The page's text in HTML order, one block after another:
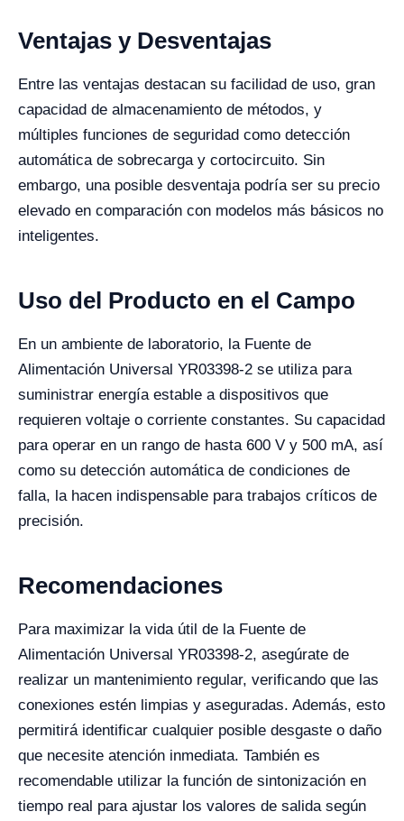
Ventajas y Desventajas
Entre las ventajas destacan su facilidad de uso, gran
capacidad de almacenamiento de métodos, y
múltiples funciones de seguridad como detección
automática de sobrecarga y cortocircuito. Sin
embargo, una posible desventaja podría ser su precio
elevado en comparación con modelos más básicos no
inteligentes.
Uso del Producto en el Campo
En un ambiente de laboratorio, la Fuente de
Alimentación Universal YR03398-2 se utiliza para
suministrar energía estable a dispositivos que
requieren voltaje o corriente constantes. Su capacidad
para operar en un rango de hasta 600 V y 500 mA, así
como su detección automática de condiciones de
falla, la hacen indispensable para trabajos críticos de
precisión.
Recomendaciones
Para maximizar la vida útil de la Fuente de
Alimentación Universal YR03398-2, asegúrate de
realizar un mantenimiento regular, verificando que las
conexiones estén limpias y aseguradas. Además, esto
permitirá identificar cualquier posible desgaste o daño
que necesite atención inmediata. También es
recomendable utilizar la función de sintonización en
tiempo real para ajustar los valores de salida según